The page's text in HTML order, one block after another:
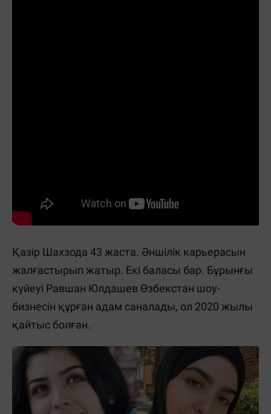
Қазір Шахзода 43 жаста. Әншілік карьерасын
жалғастырып жатыр. Екі баласы бар. Бұрынғы
күйеуі Равшан Юлдашев Өзбекстан шоу-
бизнесін құрған адам саналады, ол 2020 жылы
қайтыс болған.